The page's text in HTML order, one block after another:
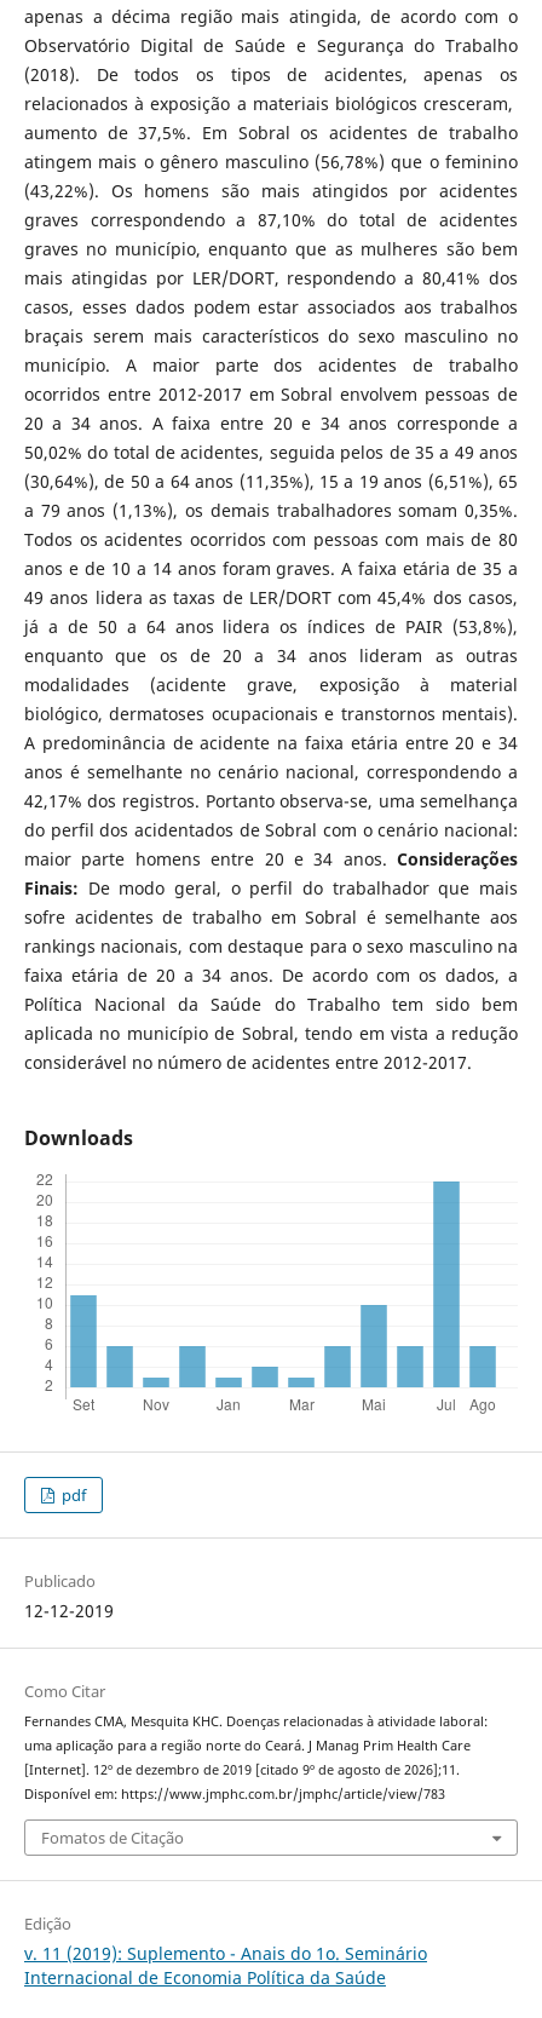
apenas a décima região mais atingida, de acordo com o
Observatório Digital de Saúde e Segurança do Trabalho
(2018). De todos os tipos de acidentes, apenas os
relacionados à exposição a materiais biológicos cresceram,
aumento de 37,5%. Em Sobral os acidentes de trabalho
atingem mais o gênero masculino (56,78%) que o feminino
(43,22%). Os homens são mais atingidos por acidentes
graves correspondendo a 87,10% do total de acidentes
graves no município, enquanto que as mulheres são bem
mais atingidas por LER/DORT, respondendo a 80,41% dos
casos, esses dados podem estar associados aos trabalhos
braçais serem mais característicos do sexo masculino no
município. A maior parte dos acidentes de trabalho
ocorridos entre 2012-2017 em Sobral envolvem pessoas de
20 a 34 anos. A faixa entre 20 e 34 anos corresponde a
50,02% do total de acidentes, seguida pelos de 35 a 49 anos
(30,64%), de 50 a 64 anos (11,35%), 15 a 19 anos (6,51%), 65
a 79 anos (1,13%), os demais trabalhadores somam 0,35%.
Todos os acidentes ocorridos com pessoas com mais de 80
anos e de 10 a 14 anos foram graves. A faixa etária de 35 a
49 anos lidera as taxas de LER/DORT com 45,4% dos casos,
já a de 50 a 64 anos lidera os índices de PAIR (53,8%),
enquanto que os de 20 a 34 anos lideram as outras
modalidades (acidente grave, exposição à material
biológico, dermatoses ocupacionais e transtornos mentais).
A predominância de acidente na faixa etária entre 20 e 34
anos é semelhante no cenário nacional, correspondendo a
42,17% dos registros. Portanto observa-se, uma semelhança
do perfil dos acidentados de Sobral com o cenário nacional:
maior parte homens entre 20 e 34 anos.Considerações
Finais: De modo geral, o perfil do trabalhador que mais
sofre acidentes de trabalho em Sobral é semelhante aos
rankings nacionais, com destaque para o sexo masculino na
faixa etária de 20 a 34 anos. De acordo com os dados, a
Política Nacional da Saúde do Trabalho tem sido bem
aplicada no município de Sobral, tendo em vista a redução
considerável no número de acidentes entre 2012-2017.
Downloads
pdf
Publicado
12-12-2019
Como Citar
Fernandes CMA, Mesquita KHC. Doenças relacionadas à atividade laboral:
uma aplicação para a região norte do Ceará. J Manag Prim Health Care
[Internet]. 12º de dezembro de 2019 [citado 9º de agosto de 2026];11.
Disponível em: https://www.jmphc.com.br/jmphc/article/view/783
Fomatos de Citação
Edição
v. 11 (2019): Suplemento - Anais do 1o. Seminário
Internacional de Economia Política da Saúde